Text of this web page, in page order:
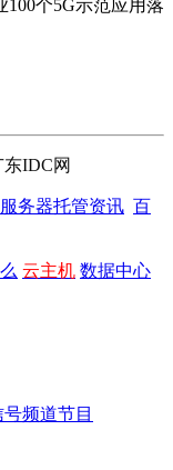
个5G示范应用落
东IDC网
服务器托管资讯 百
云主机 数据中心
频道节目